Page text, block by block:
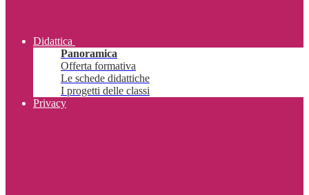
Didattica
Panoramica
Offerta formativa
Le schede didattiche
I progetti delle classi
Privacy